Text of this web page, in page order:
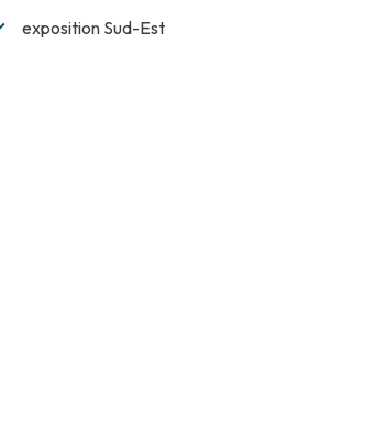
exposition Sud-Est